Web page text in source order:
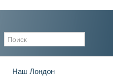
Форма поиска
Наш Лондон